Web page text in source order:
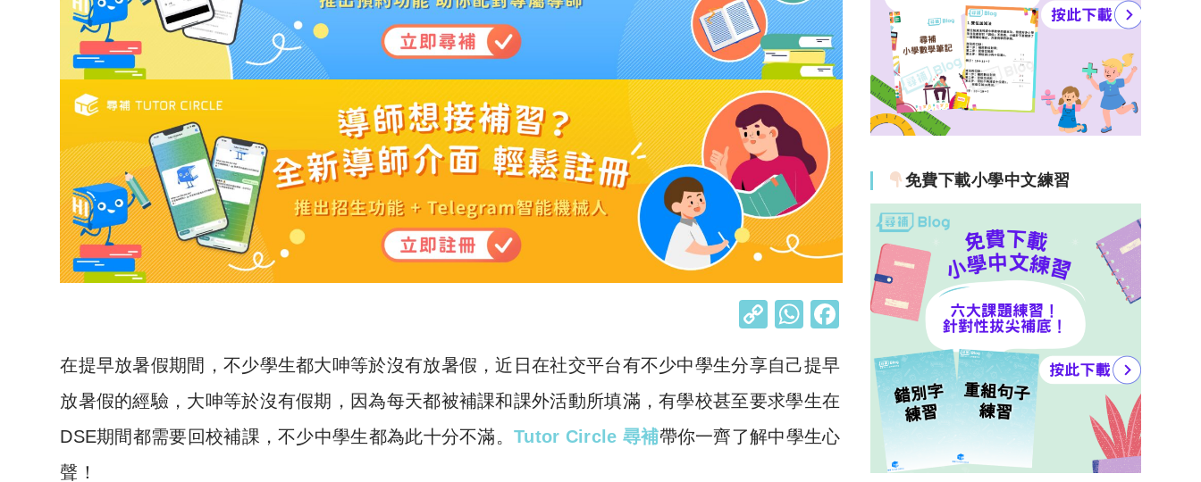
C
p
y
Li
W
at
s
A
在提早放暑假期間，不少學生都大呻等於沒有放暑假，近日在社交平台有不少中學生分享自己提早
放暑假的經驗，大呻等於沒有假期，因為每天都被補課和課外活動所填滿，有學校甚至要求學生在
DSE期間都需要回校補課，不少中學生都為此十分不滿。Tutor Circle 尋補帶你一齊了解中學生心
聲！
免費下載小學中文練習